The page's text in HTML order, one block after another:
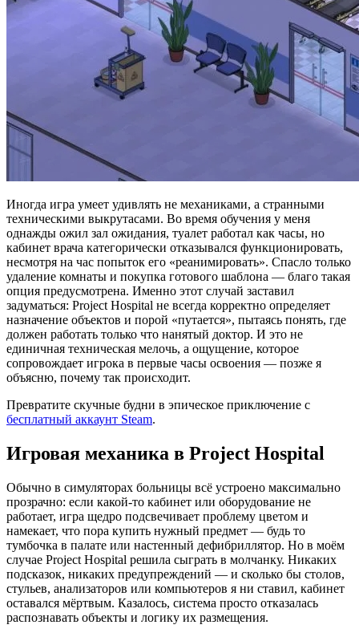
Иногда игра умеет удивлять не механиками, а странными
техническими выкрутасами. Во время обучения у меня
однажды ожил зал ожидания, туалет работал как часы, но
кабинет врача категорически отказывался функционировать,
несмотря на час попыток его «реанимировать». Спасло только
удаление комнаты и покупка готового шаблона — благо такая
опция предусмотрена. Именно этот случай заставил
задуматься: Project Hospital не всегда корректно определяет
назначение объектов и порой «путается», пытаясь понять, где
должен работать только что нанятый доктор. И это не
единичная техническая мелочь, а ощущение, которое
сопровождает игрока в первые часы освоения — позже я
объясню, почему так происходит.
Превратите скучные будни в эпическое приключение с
бесплатный аккаунт Steam.
Игровая механика в Project Hospital
Обычно в симуляторах больницы всё устроено максимально
прозрачно: если какой-то кабинет или оборудование не
работает, игра щедро подсвечивает проблему цветом и
намекает, что пора купить нужный предмет — будь то
тумбочка в палате или настенный дефибриллятор. Но в моём
случае Project Hospital решила сыграть в молчанку. Никаких
подсказок, никаких предупреждений — и сколько бы столов,
стульев, анализаторов или компьютеров я ни ставил, кабинет
оставался мёртвым. Казалось, система просто отказалась
распознавать объекты и логику их размещения.